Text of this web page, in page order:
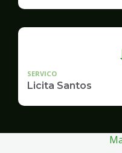
SERVICO
Licita Santos